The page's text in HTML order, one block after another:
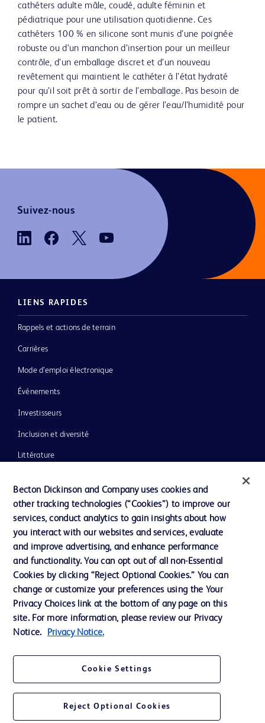
cathéters adulte mâle, coudé, adulte féminin et
pédiatrique pour une utilisation quotidienne. Ces
cathéters 100 % en silicone sont munis d’une poignée
robuste ou d’un manchon d’insertion pour un meilleur
contrôle, d’un emballage discret et d’un nouveau
revêtement qui maintient le cathéter à l’état hydraté
pour qu’il soit prêt à sortir de l’emballage. Pas besoin de
rompre un sachet d’eau ou de gérer l’eau/l’humidité pour
le patient.
Suivez-nous
LIENS RAPIDES
Rappels et actions de terrain
Carrières
Mode d’emploi électronique
Événements
Investisseurs
Inclusion et diversité
Littérature
Notre entreprise
Éthique et conformité
Assistance
Nous contacter
Préférences en matière de cookies
Confidentialité
Accessibilité du site Web
Becton Dickinson and Company uses cookies and
other tracking technologies (“Cookies”) to improve our
services, conduct analytics to gain insights about how
you interact with our websites and services, evaluate
and improve advertising, and enhance performance
and functionality. You can opt out of all non-Essential
Cookies by clicking “Reject Optional Cookies.” You can
change or customize your preferences using the Your
Privacy Choices link at the bottom of any page on this
site. For more information, please review our Privacy
Notice.
Privacy Notice.
Cookie Settings
Reject Optional Cookies